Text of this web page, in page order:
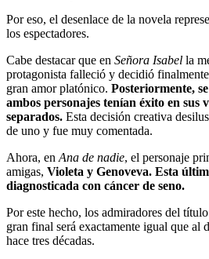
Por eso, el desenlace de la novela
los espectadores.
Cabe destacar que en Señora Isabel la
protagonista falleció y decidió
gran amor platónico. Posteriormente,
ambos personajes tenían éxito en sus
separados. Esta decisión creativa
de uno y fue muy comentada.
Ahora, en Ana de nadie, el personaje
amigas, Violeta y Genoveva. Esta
diagnosticada con cáncer de seno.
Por este hecho, los admiradores del
gran final será exactamente igual que al
hace tres décadas.